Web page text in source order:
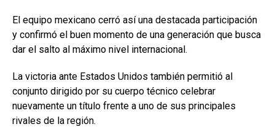
El equipo mexicano cerró así una destacada participación
y confirmó el buen momento de una generación que busca
dar el salto al máximo nivel internacional.
La victoria ante Estados Unidos también permitió al
conjunto dirigido por su cuerpo técnico celebrar
nuevamente un título frente a uno de sus principales
rivales de la región.